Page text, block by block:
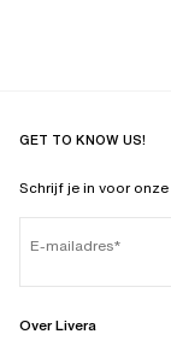
GET TO KNOW US!
Schrijf je in voor
E-mailadres
Over Livera